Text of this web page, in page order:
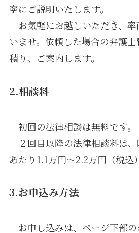
寧にご説明いたします。
お気軽にお越しいただき、率
いませ。依頼した場合の弁護
積り、ご案内します。
2.相談料
初回の法律相談は無料です。
２回目以降の法律相談料は
あたり1.1万円～2.2万円（税込
3.お申込み方法
お申し込みは、ページ下部の